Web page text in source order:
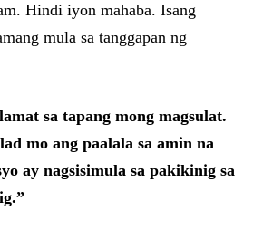
Hindi iyon mahaba. Isang
mula sa tanggapan ng
sa tapang mong magsulat.
mo ang paalala sa amin na
ay nagsisimula sa pakikinig sa